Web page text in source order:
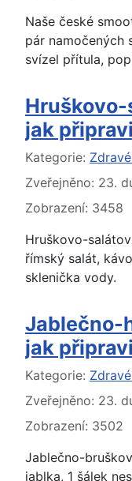
Naše české
pár namočených
svízel přítula,
jak
Základní údaje
Kategorie:
Zveřejněno: 23.
Zobrazení: 3458
Hruškovo-
římský salát,
sklenička vody.
Jablečno-
jak
Základní údaje
Kategorie:
Zveřejněno: 23.
Zobrazení: 3502
Jablečno-
jablka, 1 šálek